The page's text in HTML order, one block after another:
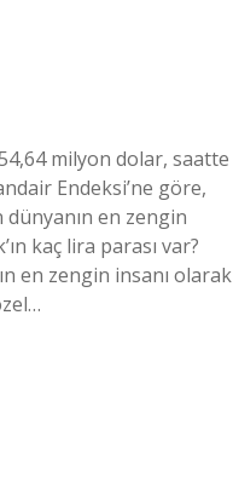
milyon dolar, saatte
Endeksi’ne göre,
dünyanın en zengin
kaç lira parası var?
en zengin insanı olarak